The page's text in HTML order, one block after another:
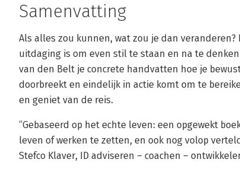
Samenvatting
Als alles zou kunnen, wat zou je dan
uitdaging is om even stil te staan en na te
van den Belt je concrete handvatten hoe je
doorbreekt en eindelijk in actie komt om te
en geniet van de reis.
“Gebaseerd op het echte leven: een opgewekt
leven of werken te zetten, en ook nog volop
Stefco Klaver, ID adviseren – coachen –